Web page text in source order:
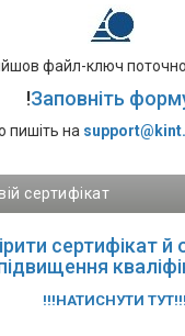
файл-ключ
!Заповніть
пишіть на
сертифікат
сертифікат й
!!!НАТИСНУТИ ТУТ!!!